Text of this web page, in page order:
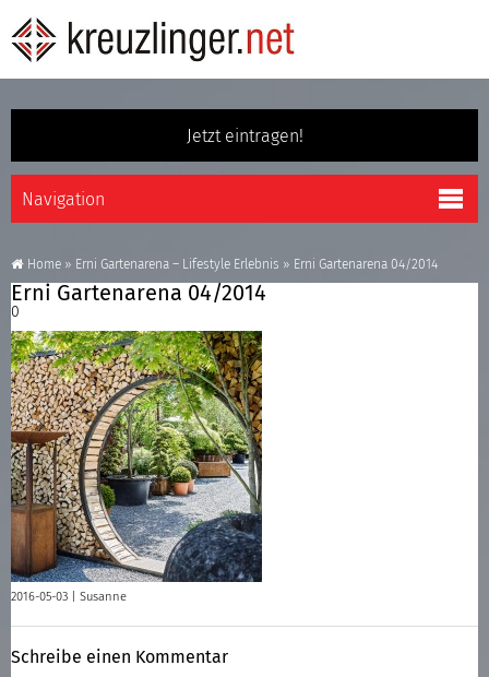
Jetzt eintragen!
Home » Erni Gartenarena – Lifestyle Erlebnis » Erni Gartenarena 04/2014
Erni Gartenarena 04/2014
0
2016-05-03 | Susanne
Schreibe einen Kommentar